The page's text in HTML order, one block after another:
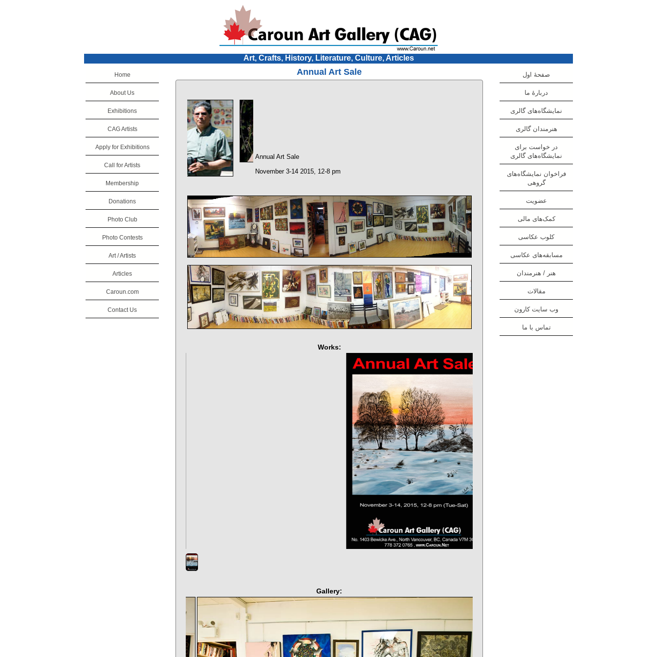
Art, Crafts, History, Literature, Culture, Articles
Home
About Us
Exhibitions
CAG Artists
Apply for Exhibitions
Call for Artists
Membership
Donations
Photo Club
Photo Contests
Art / Artists
Articles
Caroun.com
Contact Us
Annual Art Sale
Annual Art Sale
November 3-14 2015, 12-8 pm
Works:
Gallery:
صفحهٔ اول
دربارهٔ ما
نمایشگاه‌های گالری
هنرمندان گالری
در خواست برای
نمایشگاه‌های گالری
فراخوان نمایشگاه‌های
گروهی
عضویت
کمک‌های مالی‌
کلوب عکاسی
مسابقه‌های عکاسی
هنر / هنرمندان
مقالات
وب سایت کارون
تماس با ما